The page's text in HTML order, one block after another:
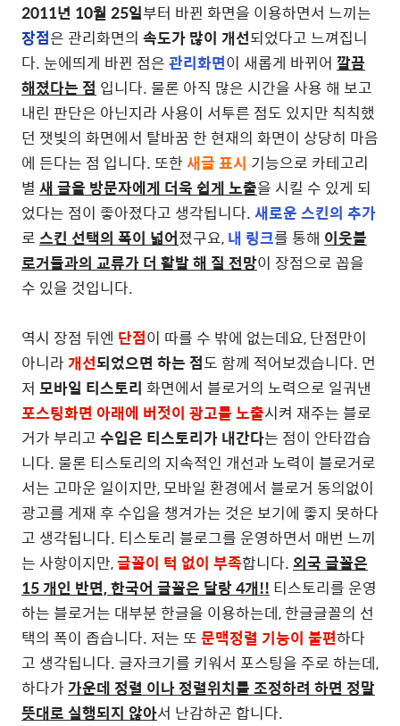
2011년 10월 25일부터 바뀐 화면을 이용하면서 느끼는
장점은 관리화면의 속도가 많이 개선되었다고 느껴집니
다. 눈에띄게 바뀐 점은관리화면이 새롭게 바뀌어 깔끔
해졌다는 점 입니다. 물론 아직 많은 시간을 사용 해 보고
내린 판단은 아닌지라 사용이 서투른 점도 있지만 칙칙했
던 잿빛의 화면에서 탈바꿈 한 현재의 화면이 상당히 마음
에 든다는 점 입니다. 또한새글 표시 기능으로 카테고리
별 새 글을 방문자에게 더욱 쉽게 노출을 시킬 수 있게 되
었다는 점이 좋아졌다고 생각됩니다.새로운 스킨의 추가
로스킨 선택의 폭이 넓어졌구요,내 링크를 통해 이웃블
로거들과의 교류가 더 활발 해 질 전망이 장점으로 꼽을
수 있을 것입니다.
역시 장점 뒤엔 단점이 따를 수 밖에 없는데요, 단점만이
아니라개선되었으면 하는 점도 함께 적어보겠습니다. 먼
저 모바일 티스토리 화면에서 블로거의 노력으로 일궈낸
포스팅화면 아래에 버젓이 광고를 노출시켜 재주는 블로
거가 부리고수입은 티스토리가 내간다는 점이 안타깝습
니다. 물론 티스토리의 지속적인 개선과 노력이 블로거로
서는 고마운 일이지만, 모바일 환경에서 블로거 동의없이
광고를 게재 후 수입을 챙겨가는 것은 보기에 좋지 못하다
고 생각됩니다. 티스토리 블로그를 운영하면서 매번 느끼
는 사항이지만,글꼴이 턱 없이 부족합니다.외국 글꼴은
15 개인 반면, 한국어 글꼴은 달랑 4개!! 티스토리를 운영
하는 블로거는 대부분 한글을 이용하는데, 한글글꼴의 선
택의 폭이 좁습니다. 저는 또문맥정렬 기능이 불편하다
고 생각됩니다. 글자크기를 키워서 포스팅을 주로 하는데,
하다가가운데 정렬 이나 정렬위치를 조정하려 하면 정말
뜻대로 실행되지 않아서 난감하곤 합니다.